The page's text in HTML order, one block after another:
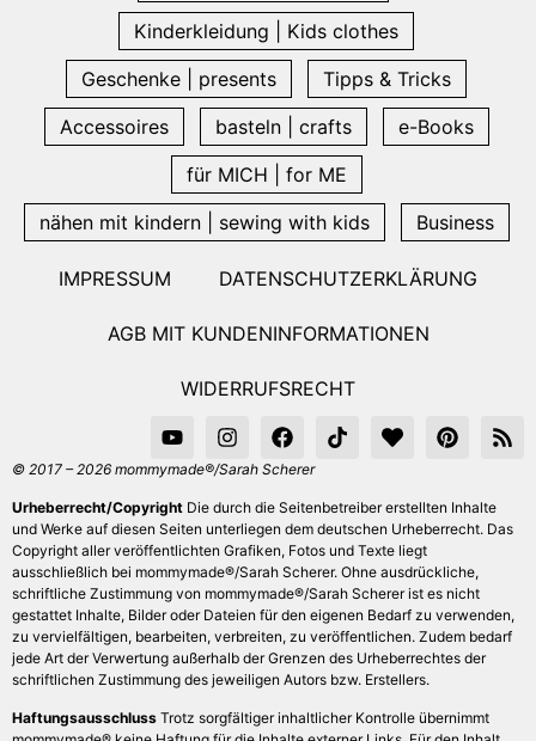
Kinderkleidung | Kids clothes
Geschenke | presents
Tipps & Tricks
Accessoires
basteln | crafts
e-Books
für MICH | for ME
nähen mit kindern | sewing with kids
Business
IMPRESSUM DATENSCHUTZERKLÄRUNG
AGB MIT KUNDENINFORMATIONEN
WIDERRUFSRECHT
© 2017 – 2026 mommymade®/Sarah Scherer
Urheberrecht/Copyright Die durch die Seitenbetreiber erstellten Inhalte
und Werke auf diesen Seiten unterliegen dem deutschen Urheberrecht. Das
Copyright aller veröffentlichten Grafiken, Fotos und Texte liegt
ausschließlich bei mommymade®/Sarah Scherer. Ohne ausdrückliche,
schriftliche Zustimmung von mommymade®/Sarah Scherer ist es nicht
gestattet Inhalte, Bilder oder Dateien für den eigenen Bedarf zu verwenden,
zu vervielfältigen, bearbeiten, verbreiten, zu veröffentlichen. Zudem bedarf
jede Art der Verwertung außerhalb der Grenzen des Urheberrechtes der
schriftlichen Zustimmung des jeweiligen Autors bzw. Erstellers.
Haftungsausschluss Trotz sorgfältiger inhaltlicher Kontrolle übernimmt